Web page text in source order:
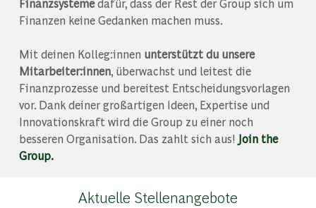
Finanzsystemedafür, dass der Rest der Group sich um
Finanzen keine Gedanken machen muss.
Mit deinen Kolleg:innen unterstützt du unsere
Mitarbeiter:innen, überwachst und leitest die
Finanzprozesse und bereitest Entscheidungsvorlagen
vor. Dank deiner großartigen Ideen, Expertise und
Innovationskraft wird die Group zu einer noch
besseren Organisation. Das zahlt sich aus! Join the
Group.
Aktuelle Stellenangebote